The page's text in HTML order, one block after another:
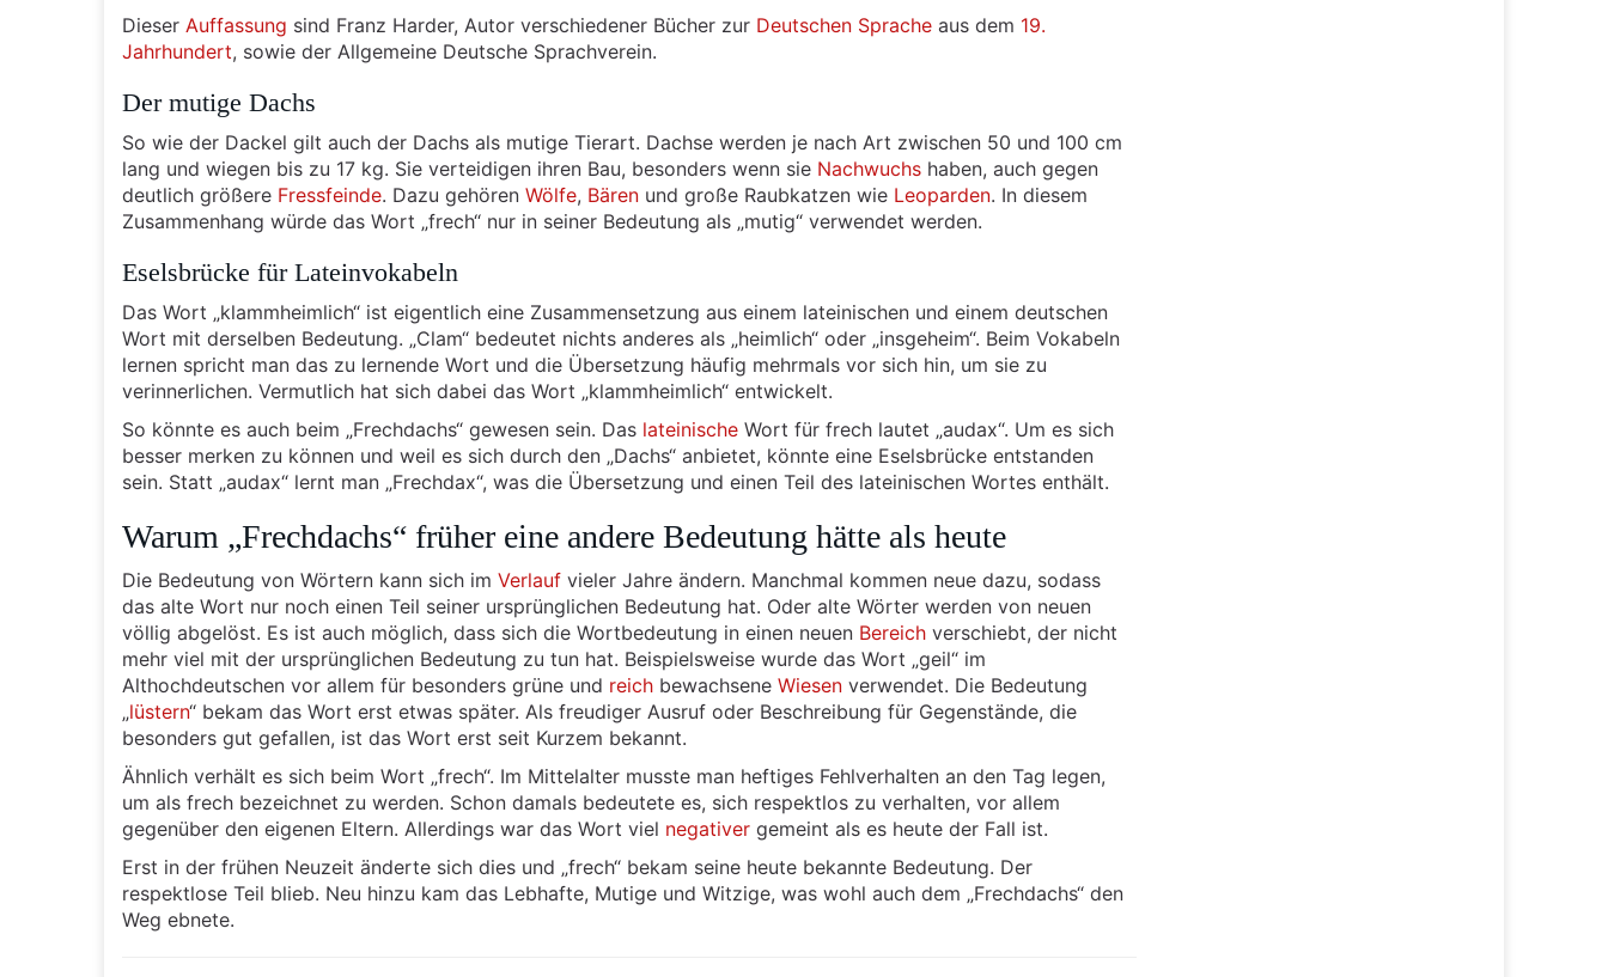
Dieser Auffassung sind Franz Harder, Autor verschiedener Bücher zur Deutschen Sprache aus dem 19.
Jahrhundert, sowie der Allgemeine Deutsche Sprachverein.
Der mutige Dachs
So wie der Dackel gilt auch der Dachs als mutige Tierart. Dachse werden je nach Art zwischen 50 und 100 cm
lang und wiegen bis zu 17 kg. Sie verteidigen ihren Bau, besonders wenn sie Nachwuchs haben, auch gegen
deutlich größere Fressfeinde. Dazu gehören Wölfe, Bären und große Raubkatzen wie Leoparden. In diesem
Zusammenhang würde das Wort „frech“ nur in seiner Bedeutung als „mutig“ verwendet werden.
Eselsbrücke für Lateinvokabeln
Das Wort „klammheimlich“ ist eigentlich eine Zusammensetzung aus einem lateinischen und einem deutschen
Wort mit derselben Bedeutung. „Clam“ bedeutet nichts anderes als „heimlich“ oder „insgeheim“. Beim Vokabeln
lernen spricht man das zu lernende Wort und die Übersetzung häufig mehrmals vor sich hin, um sie zu
verinnerlichen. Vermutlich hat sich dabei das Wort „klammheimlich“ entwickelt.
So könnte es auch beim „Frechdachs“ gewesen sein. Das lateinische Wort für frech lautet „audax“. Um es sich
besser merken zu können und weil es sich durch den „Dachs“ anbietet, könnte eine Eselsbrücke entstanden
sein. Statt „audax“ lernt man „Frechdax“, was die Übersetzung und einen Teil des lateinischen Wortes enthält.
Warum „Frechdachs“ früher eine andere Bedeutung hätte als heute
Die Bedeutung von Wörtern kann sich im Verlauf vieler Jahre ändern. Manchmal kommen neue dazu, sodass
das alte Wort nur noch einen Teil seiner ursprünglichen Bedeutung hat. Oder alte Wörter werden von neuen
völlig abgelöst. Es ist auch möglich, dass sich die Wortbedeutung in einen neuen Bereich verschiebt, der nicht
mehr viel mit der ursprünglichen Bedeutung zu tun hat. Beispielsweise wurde das Wort „geil“ im
Althochdeutschen vor allem für besonders grüne und reich bewachsene Wiesen verwendet. Die Bedeutung
„lüstern“ bekam das Wort erst etwas später. Als freudiger Ausruf oder Beschreibung für Gegenstände, die
besonders gut gefallen, ist das Wort erst seit Kurzem bekannt.
Ähnlich verhält es sich beim Wort „frech“. Im Mittelalter musste man heftiges Fehlverhalten an den Tag legen,
um als frech bezeichnet zu werden. Schon damals bedeutete es, sich respektlos zu verhalten, vor allem
gegenüber den eigenen Eltern. Allerdings war das Wort viel negativer gemeint als es heute der Fall ist.
Erst in der frühen Neuzeit änderte sich dies und „frech“ bekam seine heute bekannte Bedeutung. Der
respektlose Teil blieb. Neu hinzu kam das Lebhafte, Mutige und Witzige, was wohl auch dem „Frechdachs“ den
Weg ebnete.